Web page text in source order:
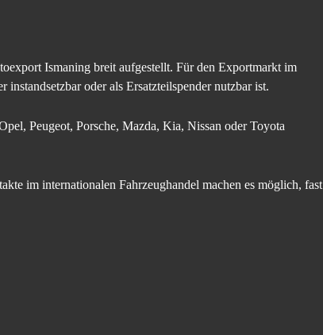
Ismaning breit aufgestellt. Für den Exportmarkt im
oder als Ersatzteilspender nutzbar ist.
Peugeot, Porsche, Mazda, Kia, Nissan oder Toyota
im internationalen Fahrzeughandel machen es möglich, fast